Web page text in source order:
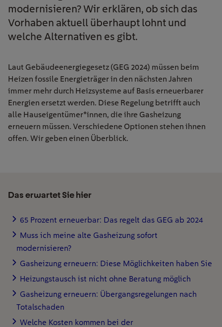
modernisieren? Wir erklären, ob sich das
Vorhaben aktuell überhaupt lohnt und
welche Alternativen es gibt.
Laut Gebäudeenergiegesetz (GEG 2024) müssen beim
Heizen fossile Energieträger in den nächsten Jahren
immer mehr durch Heizsysteme auf Basis erneuerbarer
Energien ersetzt werden. Diese Regelung betrifft auch
alle Hauseigentümer*innen, die ihre Gasheizung
erneuern müssen. Verschiedene Optionen stehen ihnen
offen. Wir geben einen Überblick.
Das erwartet Sie hier
65 Prozent erneuerbar: Das regelt das GEG ab 2024
Muss ich meine alte Gasheizung sofort
modernisieren?
Gasheizung erneuern: Diese Möglichkeiten haben Sie
Heizungstausch ist nicht ohne Beratung möglich
Gasheizung erneuern: Übergangsregelungen nach
Totalschaden
Welche Kosten kommen bei der